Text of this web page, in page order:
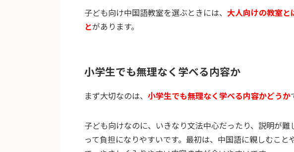
子ども向け中国語教室を選ぶときには、 大人向けの教室と
とがあります。
小学生でも無理なく学べる内容か
まず大切なのは、 小学生でも無理なく学べる内容かどうか
子ども向けなのに、いきなり文法中心だったり、説明が難
って負担になりやすいです。最初は、中国語に親しむこ